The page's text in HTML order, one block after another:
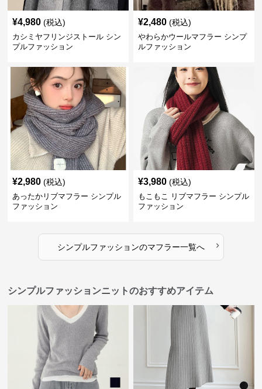
¥4,980 (税込)
カシミヤフリンジストール シン
プルファッション
¥2,480 (税込)
やわらかウールマフラー シンプ
ルファッション
¥2,980 (税込)
あったかリブマフラー シンプル
ファッション
¥3,980 (税込)
もこもこ リブマフラー シンプル
ファッション
シンプルファッションのマフラー一覧へ ›
シンプルファッションニットのおすすめアイテム